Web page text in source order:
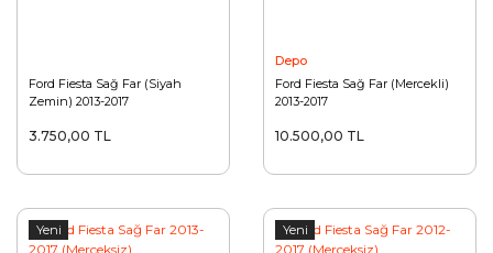
Ford Fiesta Sağ Far (Siyah
Zemin) 2013-2017
3.750,00 TL
Depo
Ford Fiesta Sağ Far (Mercekli)
2013-2017
10.500,00 TL
Yeni Yeni